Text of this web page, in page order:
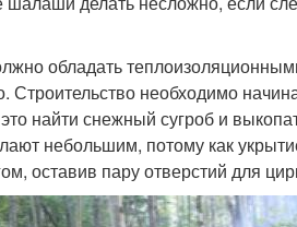
обладать
Строительство необходимо
найти снежный сугроб и
небольшим, потому как
оставив пару отверстий для